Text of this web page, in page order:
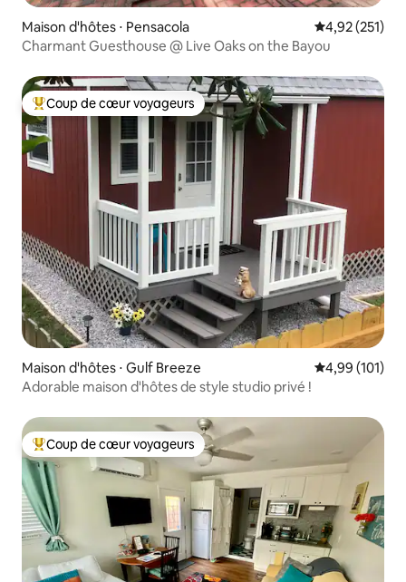
Maison d'hôtes ⋅ Pensacola Évaluation
4,92 (251)
Charmant Guesthouse @ Live Oaks on the Bayou
Coups de cœur voyageurs les plus appréciés
Coup de cœur voyageurs
Maison d'hôtes ⋅ Gulf Breeze Évaluation
4,99 (101)
Adorable maison d'hôtes de style studio privé !
Coups de cœur voyageurs les plus appréciés
Coup de cœur voyageurs